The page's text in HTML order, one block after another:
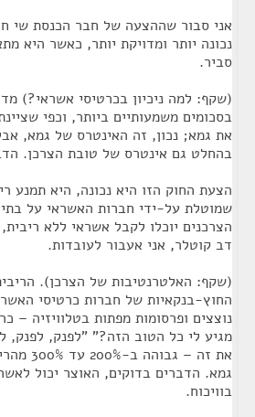
נכונה יותר ומדויקת יותר, כאשר היא
סביר.
(שקף: למה ניכיון בכרטיסי אשראי?)
בסכומים משמעותיים ביותר, וכפי
את גמא; נכון, זה האינטרס של גמא,
בהחלט גם אינטרס של טובת הצרכן.
הצעת החוק הזו היא נכונה, היא תמנע
שמוטלת על-ידי חברות האשראי על
הצרכנים יוכלו לקבל אשראי ללא
דב קוטלר, אני אעבור לעובדות.
(שקף: האלטרנטיבות של הצרכן).
החוץ-בנקאיות של חברות כרטיסי
נוצצים ופרסומות מפתות בטלוויזיה –
מגיע לי כל הטוב הזה?" "לפנק, לפנק,
את זה –
גמא. הדברים בדוקים, האוצר יכול
בוויכוח.